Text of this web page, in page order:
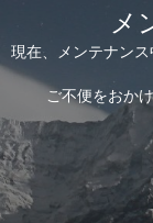
メ
現在、メンテナン
ご不便をおか